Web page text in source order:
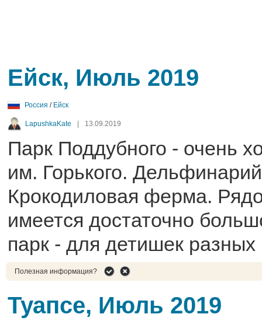
Ейск, Июль 2019
Россия / Ейск
LapushkaKate 13.09.2019
Парк Поддубного - очень
им. Горького.
Крокодиловая ферма.
имеется достаточно
парк - для детишек разных
Полезная информация?
Туапсе, Июль 2019